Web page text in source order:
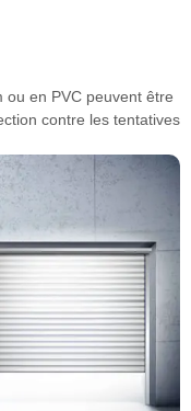
ou en PVC peuvent être
contre les tentatives